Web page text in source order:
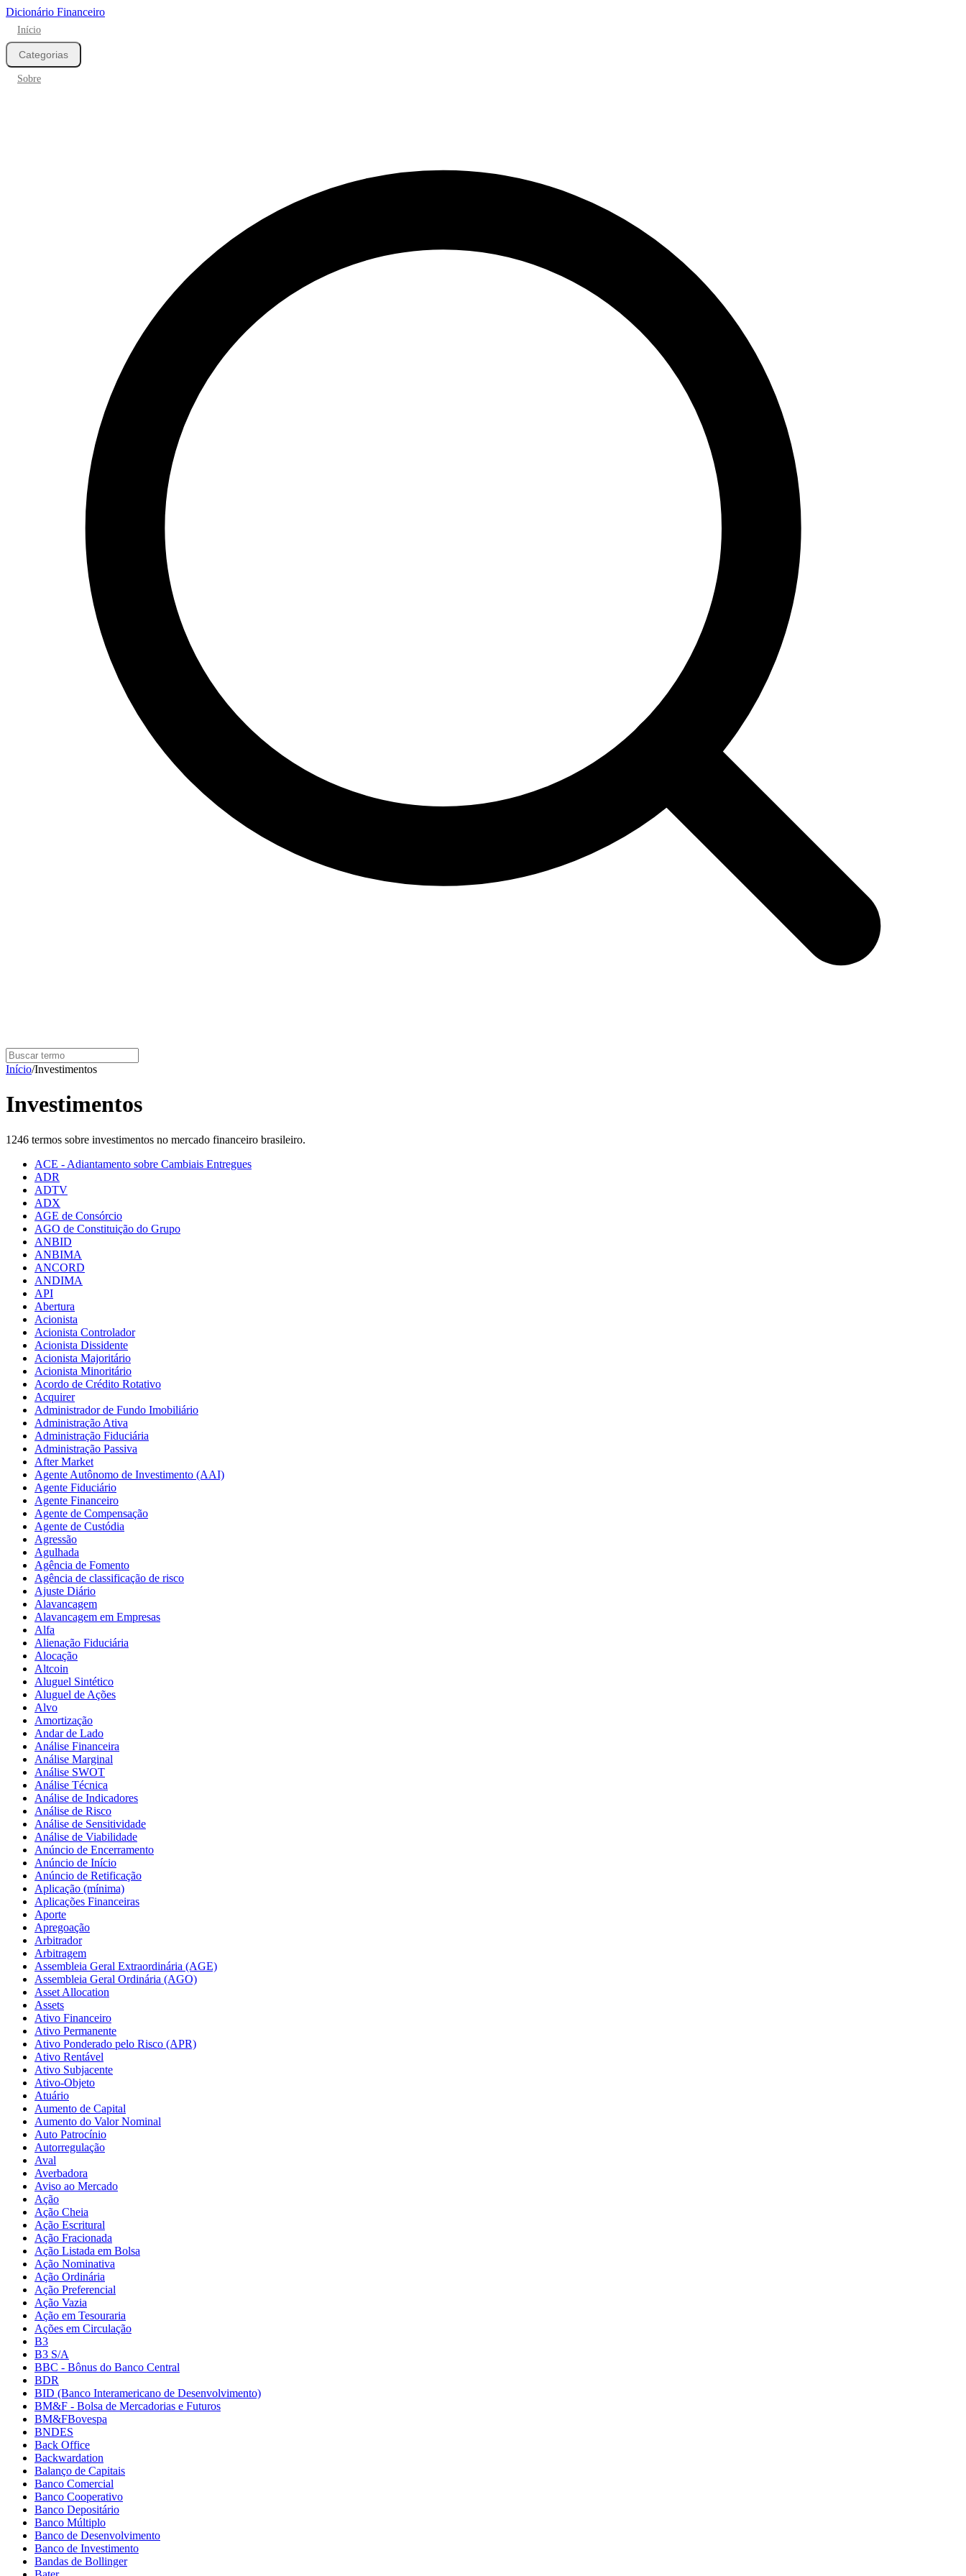
Dicionário Financeiro
Início
Categorias
Sobre
Início/Investimentos
Investimentos
1246 termos sobre investimentos no mercado financeiro brasileiro.
ACE - Adiantamento sobre Cambiais Entregues
ADR
ADTV
ADX
AGE de Consórcio
AGO de Constituição do Grupo
ANBID
ANBIMA
ANCORD
ANDIMA
API
Abertura
Acionista
Acionista Controlador
Acionista Dissidente
Acionista Majoritário
Acionista Minoritário
Acordo de Crédito Rotativo
Acquirer
Administrador de Fundo Imobiliário
Administração Ativa
Administração Fiduciária
Administração Passiva
After Market
Agente Autônomo de Investimento (AAI)
Agente Fiduciário
Agente Financeiro
Agente de Compensação
Agente de Custódia
Agressão
Agulhada
Agência de Fomento
Agência de classificação de risco
Ajuste Diário
Alavancagem
Alavancagem em Empresas
Alfa
Alienação Fiduciária
Alocação
Altcoin
Aluguel Sintético
Aluguel de Ações
Alvo
Amortização
Andar de Lado
Análise Financeira
Análise Marginal
Análise SWOT
Análise Técnica
Análise de Indicadores
Análise de Risco
Análise de Sensitividade
Análise de Viabilidade
Anúncio de Encerramento
Anúncio de Início
Anúncio de Retificação
Aplicação (mínima)
Aplicações Financeiras
Aporte
Apregoação
Arbitrador
Arbitragem
Assembleia Geral Extraordinária (AGE)
Assembleia Geral Ordinária (AGO)
Asset Allocation
Assets
Ativo Financeiro
Ativo Permanente
Ativo Ponderado pelo Risco (APR)
Ativo Rentável
Ativo Subjacente
Ativo-Objeto
Atuário
Aumento de Capital
Aumento do Valor Nominal
Auto Patrocínio
Autorregulação
Aval
Averbadora
Aviso ao Mercado
Ação
Ação Cheia
Ação Escritural
Ação Fracionada
Ação Listada em Bolsa
Ação Nominativa
Ação Ordinária
Ação Preferencial
Ação Vazia
Ação em Tesouraria
Ações em Circulação
B3
B3 S/A
BBC - Bônus do Banco Central
BDR
BID (Banco Interamericano de Desenvolvimento)
BM&F - Bolsa de Mercadorias e Futuros
BM&FBovespa
BNDES
Back Office
Backwardation
Balanço de Capitais
Banco Comercial
Banco Cooperativo
Banco Depositário
Banco Múltiplo
Banco de Desenvolvimento
Banco de Investimento
Bandas de Bollinger